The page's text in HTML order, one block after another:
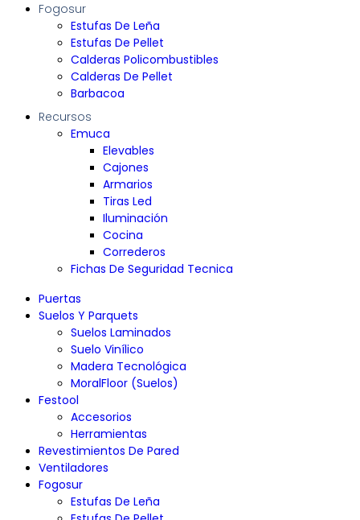
Fogosur
Estufas De Leña
Estufas De Pellet
Calderas Policombustibles
Calderas De Pellet
Barbacoa
Recursos
Emuca
Elevables
Cajones
Armarios
Tiras Led
Iluminación
Cocina
Correderos
Fichas De Seguridad Tecnica
Puertas
Suelos Y Parquets
Suelos Laminados
Suelo Vinílico
Madera Tecnológica
MoralFloor (Suelos)
Festool
Accesorios
Herramientas
Revestimientos De Pared
Ventiladores
Fogosur
Estufas De Leña